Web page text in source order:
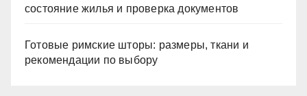
состояние жилья и проверка документов
Готовые римские шторы: размеры, ткани и
рекомендации по выбору